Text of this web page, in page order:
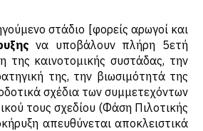
στάδιο [φορείς αρωγοί και
να υποβάλουν πλήρη 5ετή
της καινοτομικής συστάδας, την
της, την βιωσιμότητά της
σχέδια των συμμετεχόντων
τους σχεδίου (Φάση Πιλοτικής
απευθύνεται αποκλειστικά